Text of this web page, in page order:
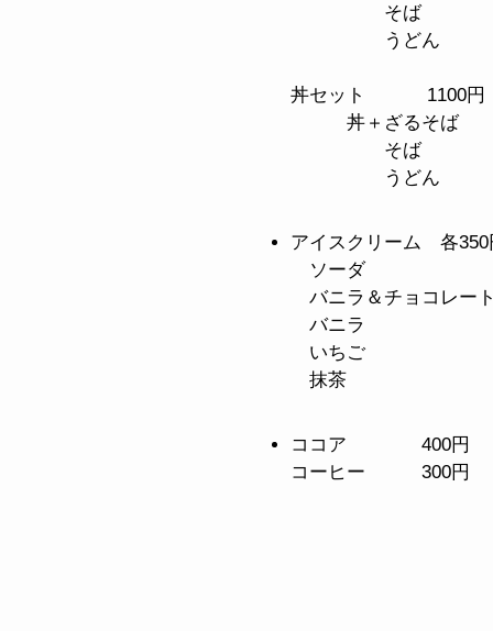
そば
うどん
丼セット 1100円
丼＋ざるそば
そば
うどん
アイスクリーム 各350
ソーダ
バニラ＆チョコレー
バニラ
いちご
抹茶
ココア 400円
コーヒー 300円